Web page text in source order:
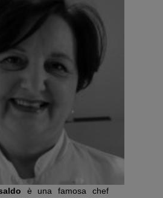
è una famosa chef